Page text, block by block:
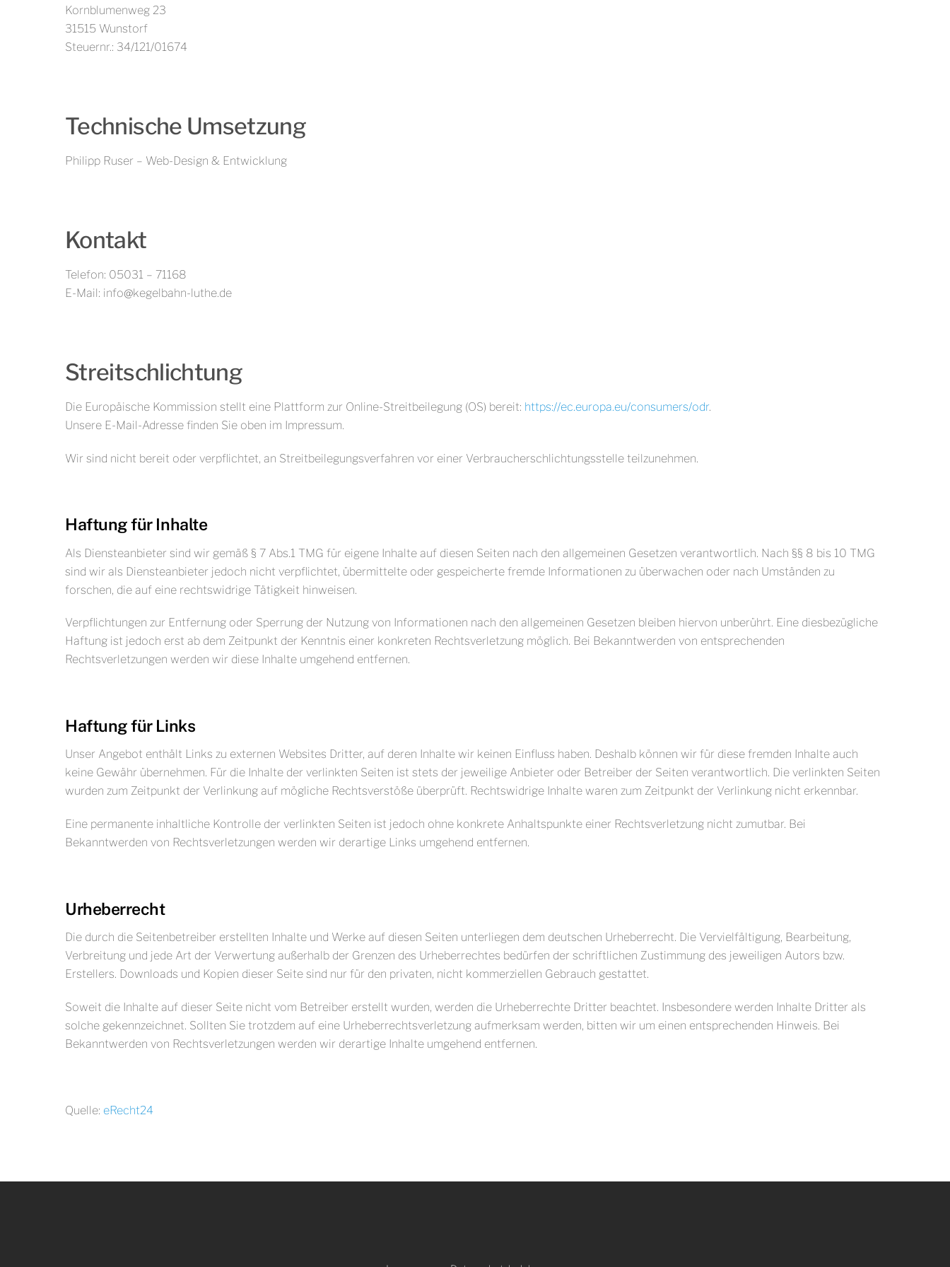
Kornblumenweg 23
31515 Wunstorf
Steuernr.: 34/121/01674
Technische Umsetzung
Philipp Ruser – Web-Design & Entwicklung
Kontakt
Telefon: 05031 – 71168
E-Mail: info@kegelbahn-luthe.de
Streitschlichtung
Die Europäische Kommission stellt eine Plattform zur Online-Streitbeilegung (OS) bereit: https://ec.europa.eu/consumers/odr.
Unsere E-Mail-Adresse finden Sie oben im Impressum.
Wir sind nicht bereit oder verpflichtet, an Streitbeilegungsverfahren vor einer Verbraucherschlichtungsstelle teilzunehmen.
Haftung für Inhalte
Als Diensteanbieter sind wir gemäß § 7 Abs.1 TMG für eigene Inhalte auf diesen Seiten nach den allgemeinen Gesetzen verantwortlich. Nach §§ 8 bis 10 TMG
sind wir als Diensteanbieter jedoch nicht verpflichtet, übermittelte oder gespeicherte fremde Informationen zu überwachen oder nach Umständen zu
forschen, die auf eine rechtswidrige Tätigkeit hinweisen.
Verpflichtungen zur Entfernung oder Sperrung der Nutzung von Informationen nach den allgemeinen Gesetzen bleiben hiervon unberührt. Eine diesbezügliche
Haftung ist jedoch erst ab dem Zeitpunkt der Kenntnis einer konkreten Rechtsverletzung möglich. Bei Bekanntwerden von entsprechenden
Rechtsverletzungen werden wir diese Inhalte umgehend entfernen.
Haftung für Links
Unser Angebot enthält Links zu externen Websites Dritter, auf deren Inhalte wir keinen Einfluss haben. Deshalb können wir für diese fremden Inhalte auch
keine Gewähr übernehmen. Für die Inhalte der verlinkten Seiten ist stets der jeweilige Anbieter oder Betreiber der Seiten verantwortlich. Die verlinkten Seiten
wurden zum Zeitpunkt der Verlinkung auf mögliche Rechtsverstöße überprüft. Rechtswidrige Inhalte waren zum Zeitpunkt der Verlinkung nicht erkennbar.
Eine permanente inhaltliche Kontrolle der verlinkten Seiten ist jedoch ohne konkrete Anhaltspunkte einer Rechtsverletzung nicht zumutbar. Bei
Bekanntwerden von Rechtsverletzungen werden wir derartige Links umgehend entfernen.
Urheberrecht
Die durch die Seitenbetreiber erstellten Inhalte und Werke auf diesen Seiten unterliegen dem deutschen Urheberrecht. Die Vervielfältigung, Bearbeitung,
Verbreitung und jede Art der Verwertung außerhalb der Grenzen des Urheberrechtes bedürfen der schriftlichen Zustimmung des jeweiligen Autors bzw.
Erstellers. Downloads und Kopien dieser Seite sind nur für den privaten, nicht kommerziellen Gebrauch gestattet.
Soweit die Inhalte auf dieser Seite nicht vom Betreiber erstellt wurden, werden die Urheberrechte Dritter beachtet. Insbesondere werden Inhalte Dritter als
solche gekennzeichnet. Sollten Sie trotzdem auf eine Urheberrechtsverletzung aufmerksam werden, bitten wir um einen entsprechenden Hinweis. Bei
Bekanntwerden von Rechtsverletzungen werden wir derartige Inhalte umgehend entfernen.
Quelle: eRecht24